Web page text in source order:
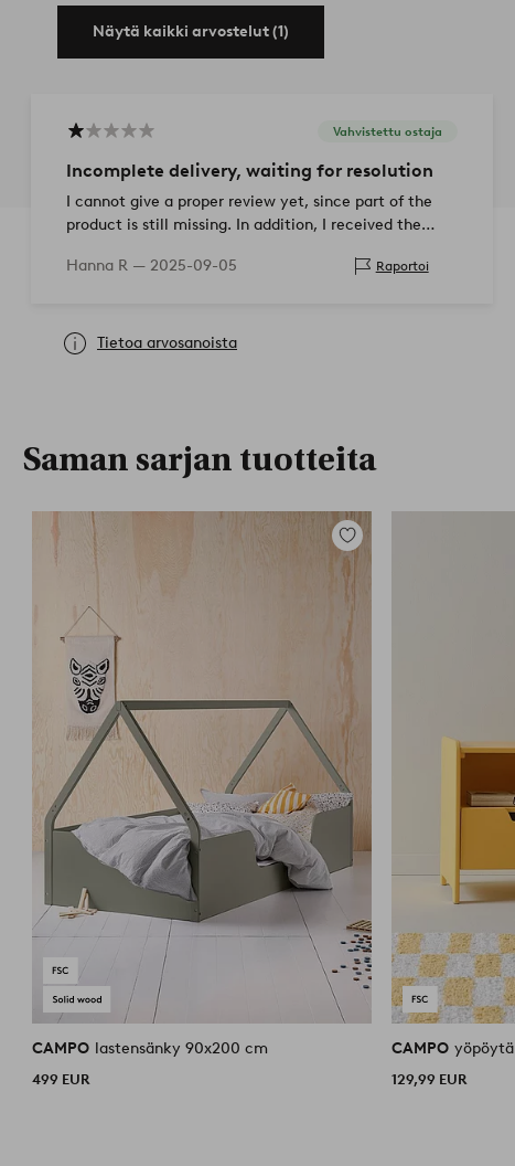
Näytä kaikki arvostelut (1)
Vahvistettu ostaja
Incomplete delivery, waiting for resolution
I cannot give a proper review yet, since part of the
product is still missing. In addition, I received the
Hanna R — 2025-09-05 Raportoi
Tietoa arvosanoista
Saman sarjan tuotteita
Lisää
suosikkeihin
CAMPO lastensänky 90x200 cm
499 EUR
CAMPO yöpöytä
129,99 EUR